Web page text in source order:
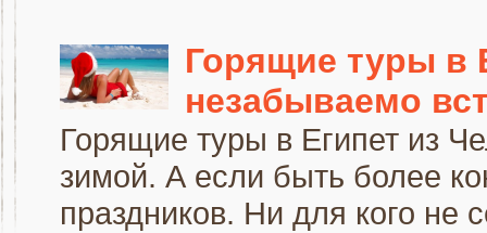
Горящие туры в
незабываемо
Горящие туры в Египет из
зимой. А если быть более
праздников. Ни для кого не